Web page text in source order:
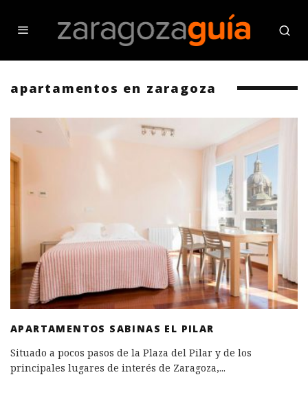
apartamentos en zaragoza
APARTAMENTOS SABINAS EL PILAR
Situado a pocos pasos de la Plaza del Pilar y de los
principales lugares de interés de Zaragoza,...